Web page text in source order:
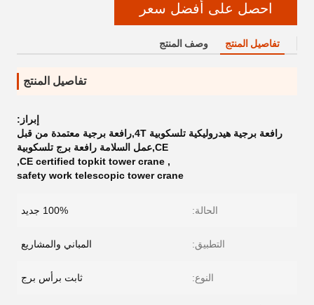
احصل على أفضل سعر
تفاصيل المنتج وصف المنتج
تفاصيل المنتج
إبراز:
رافعة برجية هيدروليكية تلسكوبية 4T,رافعة برجية معتمدة من قبل
CE,عمل السلامة رافعة برج تلسكوبية
,
CE certified topkit tower crane
,
safety work telescopic tower crane
الحالة: 100% جديد
التطبيق: المباني والمشاريع
النوع: ثابت برأس برج